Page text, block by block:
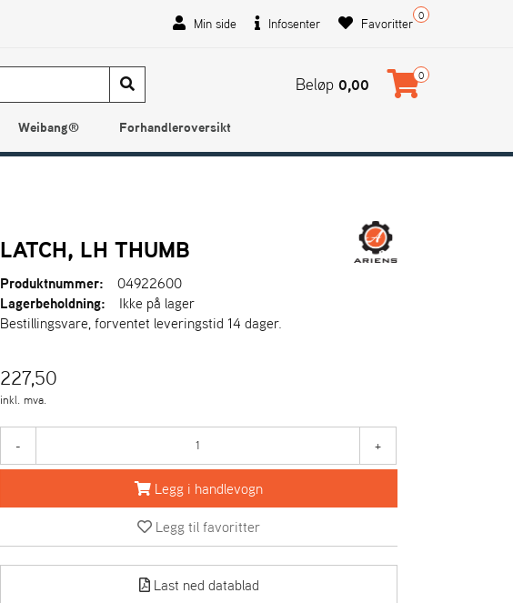
Min side Infosenter 0
Favoritter
Beløp 0,00 0
Weibang® Forhandleroversikt
LATCH, LH THUMB
Produktnummer:
04922600
Lagerbeholdning:
Ikke på lager
Bestillingsvare, forventet leveringstid 14 dager.
227,50
inkl. mva.
- +
Legg i handlevogn
Legg til favoritter
Last ned datablad